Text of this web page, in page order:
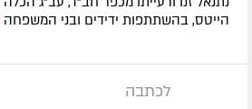
הייטס, בהשתתפות ידידים ובני המשפחה
לכתבה